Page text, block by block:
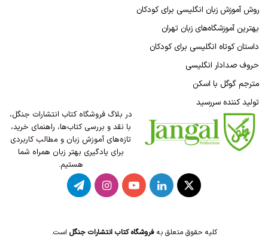
روش آموزش زبان انگلیسی برای کودکان
بهترین آموزشگاه‌های زبان تهران
داستان کوتاه انگلیسی برای کودکان
حروف صدادار انگلیسی
مترجم گوگل با اسکن
تولید کننده سررسید
در بلاگ فروشگاه کتاب انتشارات جنگل،
با نقد و بررسی کتاب‌ها، راهنمای خرید،
تازه‌های آموزش زبان و مطالب کاربردی
برای یادگیری بهتر زبان همراه شما
هستیم.
X لینکدینیوتیوباینستاگرامتلگرام
کلیه حقوق متعلق بهفروشگاه کتاب انتشارات جنگل است.